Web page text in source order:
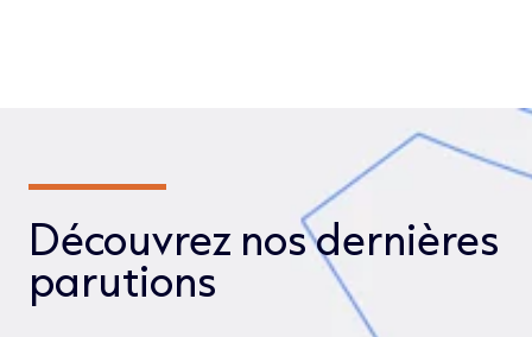
Découvrez nos dernières
parutions